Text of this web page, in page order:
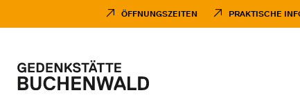
Inhalt
ÖFFNUNGSZEITEN PRAKTISCHE
Hauptmenü
Logo
Gedenkstätte